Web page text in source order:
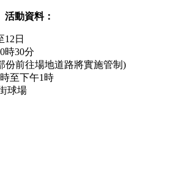
動資料：
12日
時30分
份前往場地道路將實施管制)
至下午1時
球場